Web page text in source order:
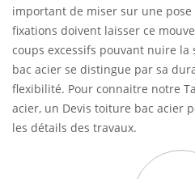
important de miser sur une
fixations doivent laisser ce
coups excessifs pouvant nuire
bac acier se distingue par sa
flexibilité. Pour connaitre notre
acier, un Devis toiture bac acier
les détails des travaux.